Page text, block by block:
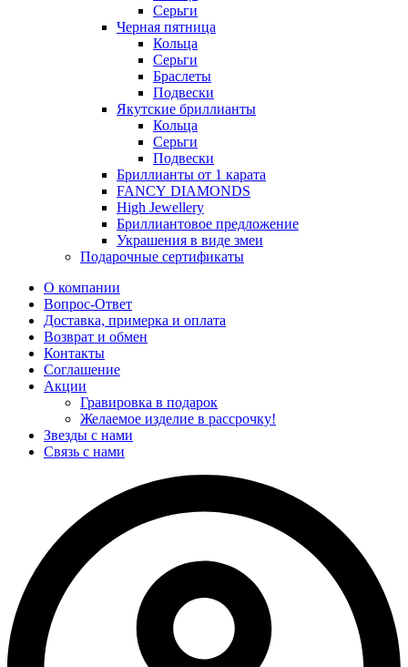
Серьги
Черная пятница
Кольца
Серьги
Браслеты
Подвески
Якутские бриллианты
Кольца
Серьги
Подвески
Бриллианты от 1 карата
FANCY DIAMONDS
High Jewellery
Бриллиантовое предложение
Украшения в виде змеи
Подарочные сертификаты
О компании
Вопрос-Ответ
Доставка, примерка и оплата
Возврат и обмен
Контакты
Соглашение
Акции
Гравировка в подарок
Желаемое изделие в рассрочку!
Звезды с нами
Связь с нами